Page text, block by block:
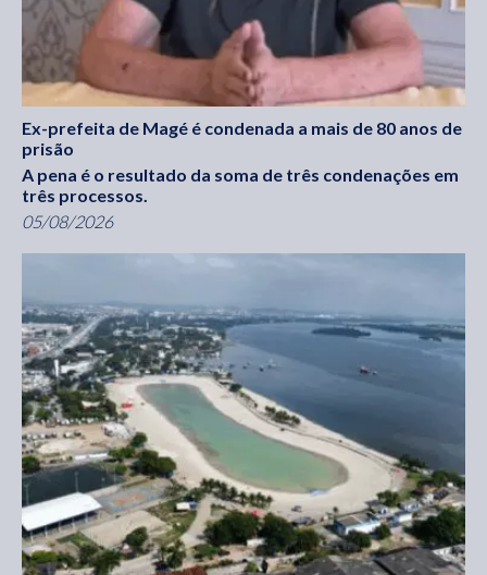
Ex-prefeita de Magé é condenada a mais de 80 anos de
prisão
A pena é o resultado da soma de três condenações em
três processos.
05/08/2026